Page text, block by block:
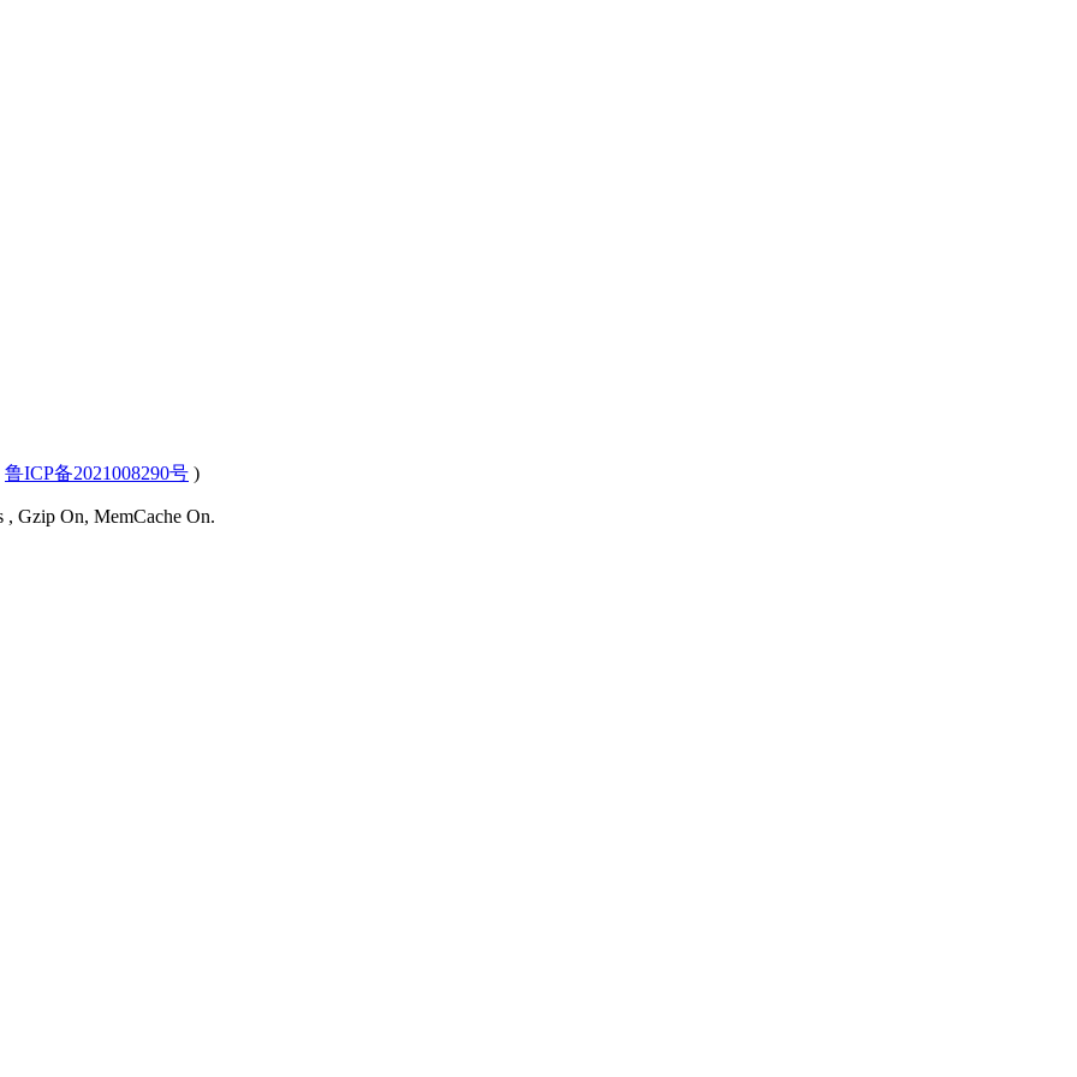
鲁ICP备2021008290号 )
, Gzip On, MemCache On.